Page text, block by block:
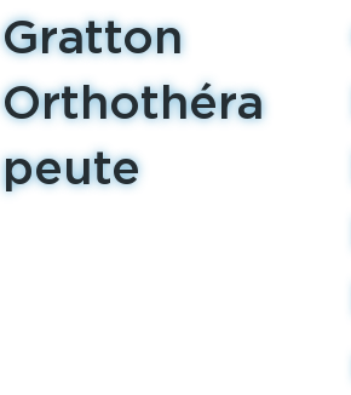
Gratton
Orthothéra
peute